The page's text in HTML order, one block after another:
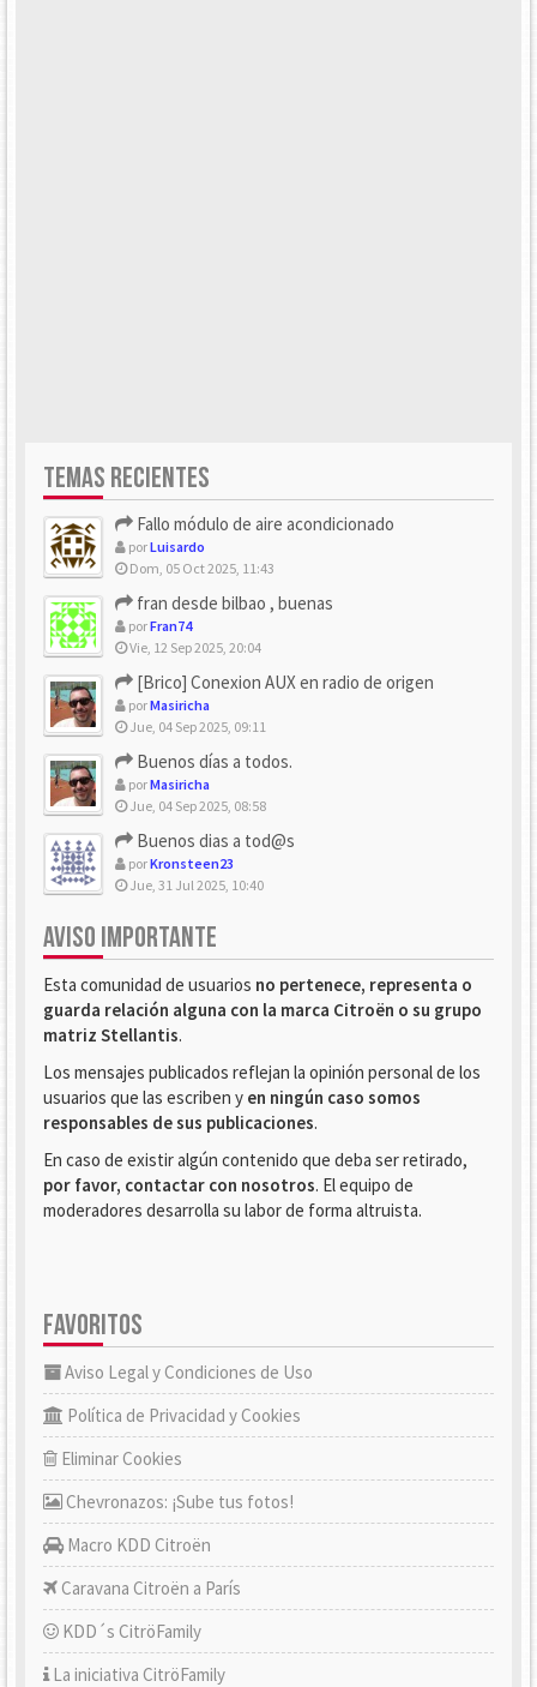
TEMAS RECIENTES
Fallo módulo de aire acondicionado
porLuisardo
Dom, 05 Oct 2025, 11:43
fran desde bilbao , buenas
porFran74
Vie, 12 Sep 2025, 20:04
[Brico] Conexion AUX en radio de origen
porMasiricha
Jue, 04 Sep 2025, 09:11
Buenos días a todos.
porMasiricha
Jue, 04 Sep 2025, 08:58
Buenos dias a tod@s
porKronsteen23
Jue, 31 Jul 2025, 10:40
AVISO IMPORTANTE
Esta comunidad de usuarios no pertenece, representa o
guarda relación alguna con la marca Citroën o su grupo
matriz Stellantis.
Los mensajes publicados reflejan la opinión personal de los
usuarios que las escriben y en ningún caso somos
responsables de sus publicaciones.
En caso de existir algún contenido que deba ser retirado,
por favor, contactar con nosotros. El equipo de
moderadores desarrolla su labor de forma altruista.
FAVORITOS
Aviso Legal y Condiciones de Uso
Política de Privacidad y Cookies
Eliminar Cookies
Chevronazos: ¡Sube tus fotos!
Macro KDD Citroën
Caravana Citroën a París
KDD´s CitröFamily
La iniciativa CitröFamily